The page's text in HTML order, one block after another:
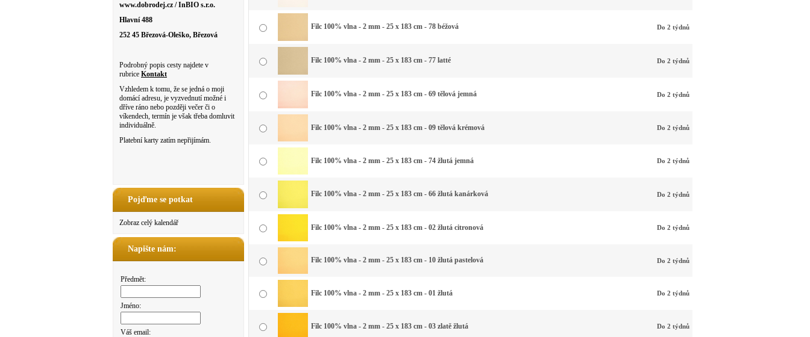
www.dobrodej.cz / InBIO s.r.o.
Hlavní 488
252 45 Březová-Oleško, Březová
Podrobný popis cesty najdete v
rubrice Kontakt
Vzhledem k tomu, že se jedná o moji
domácí adresu, je vyzvednutí možné i
dříve ráno nebo později večer či o
víkendech, termín je však třeba domluvit
individuálně.
Platební karty zatím nepřijímám.
Pojďme se potkat
Zobraz celý kalendář
Napište nám:
Předmět:
Jméno:
Váš email:
Filc 100% vlna - 2 mm - 25 x 183 cm - 78 béžová Do 2 týdnů
Filc 100% vlna - 2 mm - 25 x 183 cm - 77 latté Do 2 týdnů
Filc 100% vlna - 2 mm - 25 x 183 cm - 69 tělová jemná Do 2 týdnů
Filc 100% vlna - 2 mm - 25 x 183 cm - 09 tělová krémová Do 2 týdnů
Filc 100% vlna - 2 mm - 25 x 183 cm - 74 žlutá jemná Do 2 týdnů
Filc 100% vlna - 2 mm - 25 x 183 cm - 66 žlutá kanárková Do 2 týdnů
Filc 100% vlna - 2 mm - 25 x 183 cm - 02 žlutá citronová Do 2 týdnů
Filc 100% vlna - 2 mm - 25 x 183 cm - 10 žlutá pastelová Do 2 týdnů
Filc 100% vlna - 2 mm - 25 x 183 cm - 01 žlutá Do 2 týdnů
Filc 100% vlna - 2 mm - 25 x 183 cm - 03 zlatě žlutá Do 2 týdnů